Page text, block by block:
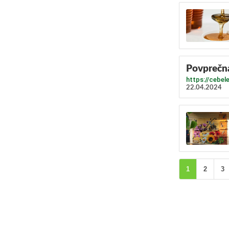
https://
22.04.2024
1 2 3